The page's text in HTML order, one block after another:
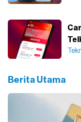
Berita Utama